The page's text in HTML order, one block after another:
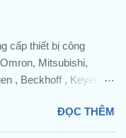
cấp thiết bị công
Mitsubishi,
, Beckhoff , Keyence
Công ty TNHH
hỗ trợ và báo giá
ĐỌC THÊM